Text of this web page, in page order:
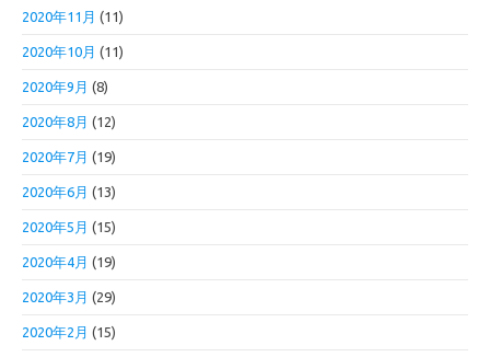
2020年11月 (11)
2020年10月 (11)
2020年9月 (8)
2020年8月 (12)
2020年7月 (19)
2020年6月 (13)
2020年5月 (15)
2020年4月 (19)
2020年3月 (29)
2020年2月 (15)